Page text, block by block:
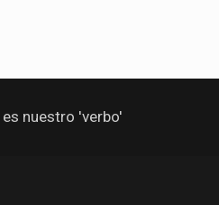
es nuestro 'verbo'